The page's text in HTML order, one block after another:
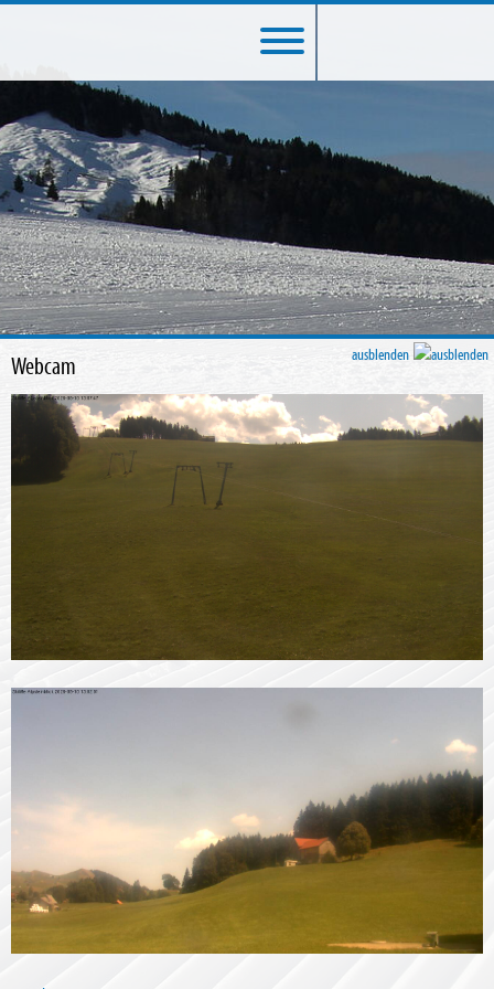
ausblenden
Webcam